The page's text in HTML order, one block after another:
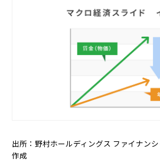
出所：野村ホールディングス ファイナン
作成